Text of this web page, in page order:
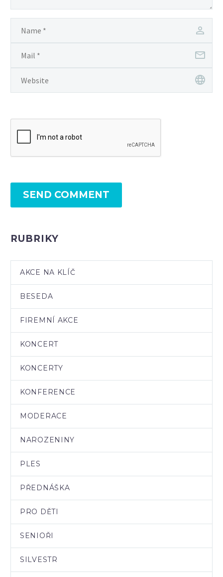
SEND COMMENT
RUBRIKY
AKCE NA KLÍČ
BESEDA
FIREMNÍ AKCE
KONCERT
KONCERTY
KONFERENCE
MODERACE
NAROZENINY
PLES
PŘEDNÁŠKA
PRO DĚTI
SENIOŘI
SILVESTR